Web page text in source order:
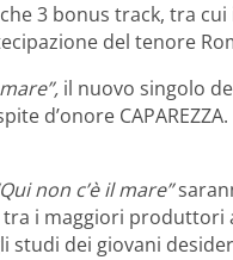
3 bonus track, tra
del tenore
il nuovo singolo
d’onore
non c’è il mare”
i maggiori produttori
studi dei giovani